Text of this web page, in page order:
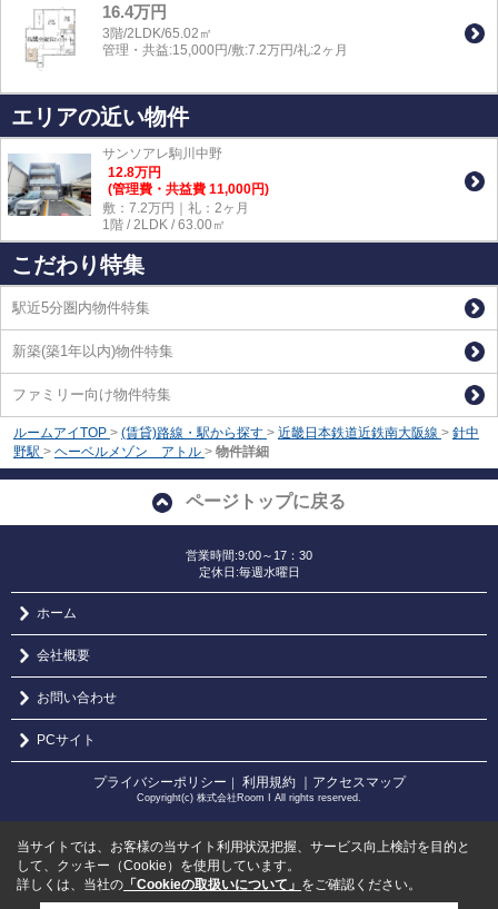
16.4万円
3階/2LDK/65.02㎡
管理・共益:15,000円/敷:7.2万円/礼:2ヶ月
エリアの近い物件
サンソアレ駒川中野
12.8万円
(管理費・共益費 11,000円)
敷：7.2万円｜礼：2ヶ月
1階 / 2LDK / 63.00㎡
こだわり特集
駅近5分圏内物件特集
新築(築1年以内)物件特集
ファミリー向け物件特集
ルームアイTOP > (賃貸)路線・駅から探す > 近畿日本鉄道近鉄南大阪線 > 針中
野駅 > ヘーベルメゾン アトル > 物件詳細
ページトップに戻る
営業時間:9:00～17：30
定休日:毎週水曜日
ホーム
会社概要
お問い合わせ
PCサイト
プライバシーポリシー ｜ 利用規約 ｜アクセスマップ
Copyright(c) 株式会社Room I All rights reserved.
当サイトでは、お客様の当サイト利用状況把握、サービス向上検討を目的と
して、クッキー（Cookie）を使用しています。
詳しくは、当社の 「Cookieの取扱いについて」 をご確認ください。